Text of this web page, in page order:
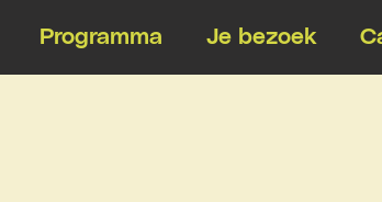
Programma Je bezoek